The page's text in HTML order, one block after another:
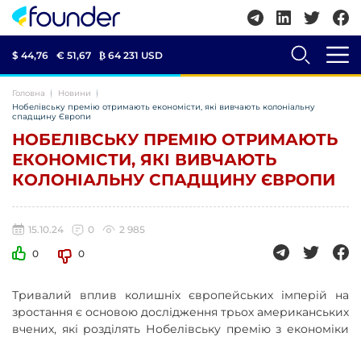
$ 44,76 € 51,67 ₿ 64 231 USD
Головна
Новини
Нобелівську премію отримають економісти, які вивчають колоніальну
спадщину Європи
НОБЕЛІВСЬКУ ПРЕМІЮ ОТРИМАЮТЬ
ЕКОНОМІСТИ, ЯКІ ВИВЧАЮТЬ
КОЛОНІАЛЬНУ СПАДЩИНУ ЄВРОПИ
15.10.24 0
2 985
0
0
Тривалий вплив колишніх європейських імперій на
зростання є основою дослідження трьох американських
вчених, які розділять Нобелівську премію з економіки